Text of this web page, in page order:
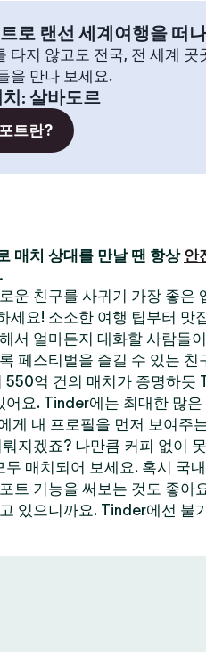
로 랜선 세계여행을 떠
타지 않고도 전국, 전 세계 곳
을 만나 보세요.
: 살바도르
트란?
매치 상대를 만날 땐 항상 안
운 친구를 사귀기 가장 좋은
세요! 소소한 여행 팁부터 맛
서 얼마든지 대화할 사람들
페스티벌을 즐길 수 있는
550억 건의 매치가 증명하
어요. Tinder에는 최대한 많
게 내 프로필을 먼저 보여주
지겠죠? 나만큼 커피 없이
두 매치되어 보세요. 혹시 국
트 기능을 써보는 것도 좋
있으니까요. Tinder에선 불